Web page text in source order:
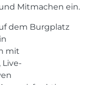
Mitmachen ein.
dem Burgplatz
mit
Live-